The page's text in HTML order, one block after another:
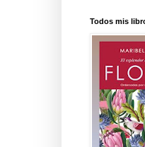
Todos mis